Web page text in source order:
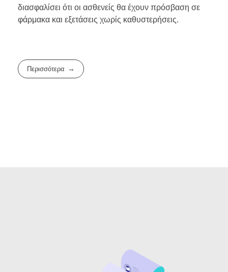
διασφαλίσει ότι οι ασθενείς θα έχουν πρόσβαση σε
φάρμακα και εξετάσεις χωρίς καθυστερήσεις.
Περισσότερα